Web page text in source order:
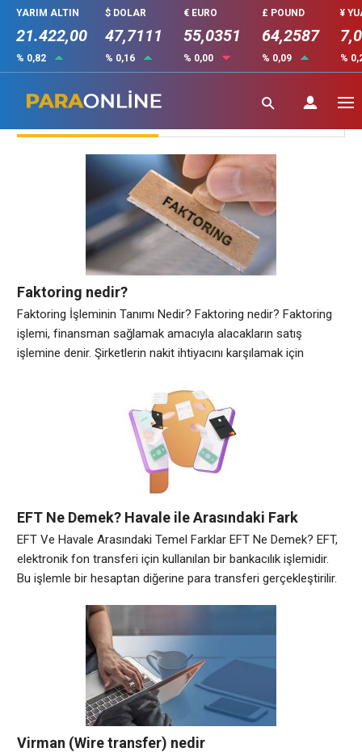
YARIM ALTIN
21.422,00
% 0,82
$ DOLAR
47,7111
% 0,16
€ EURO
55,0351
% 0,00
£ POUND
64,2587
% 0,09
¥
%
Bankacılık Sektörü
Faktoring nedir?
Faktoring İşleminin Tanımı Nedir? Faktoring nedir? Faktoring
işlemi, finansman sağlamak amacıyla alacakların satış
işlemine denir. Şirketlerin nakit ihtiyacını karşılamak için
yeni sahibine öderler. Factoring işlemi genellikle B2B şirketler
arasında yapılmaktadır. Faktoring işleminin temel unsurları
nedir? Factoring işlemi üç temel unsurdan oluşur. İlk olarak,
alacakların satıldığı tarih belirlenir. İkinci
EFT Ne Demek? Havale ile Arasındaki Fark
EFT Ve Havale Arasındaki Temel Farklar EFT Ne Demek? EFT,
elektronik fon transferi için kullanılan bir bankacılık işlemidir.
Bu işlemle bir hesaptan diğerine para transferi gerçekleştirilir.
farklı banka hesabına ihtiyaç duyulur. Havale ile Arasındaki
Fark EFT ve havale işlemleri benzer görünebilir, ancak
aralarında temel farklılıklar vardır.
Virman (Wire transfer) nedir